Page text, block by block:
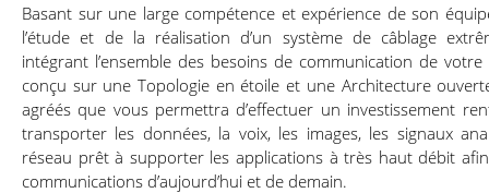
Basant sur une large compétence et expérience de son
l’étude et de la réalisation d’un système de câblage
intégrant l’ensemble des besoins de communication de
conçu sur une Topologie en étoile et une Architecture
agréés que vous permettra d’effectuer un investissement
transporter les données, la voix, les images, les signaux
réseau prêt à supporter les applications à très haut débit
communications d’aujourd’hui et de demain.